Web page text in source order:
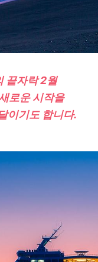
끝자락 2월
로운 시작을
이기도 합니다.